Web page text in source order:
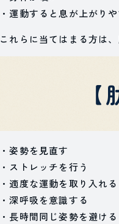
・運動すると息が上がり
これらに当てはまる方は
・姿勢を見直す
・ストレッチを行う
・適度な運動を取り入れる
・深呼吸を意識する
・長時間同じ姿勢を避ける